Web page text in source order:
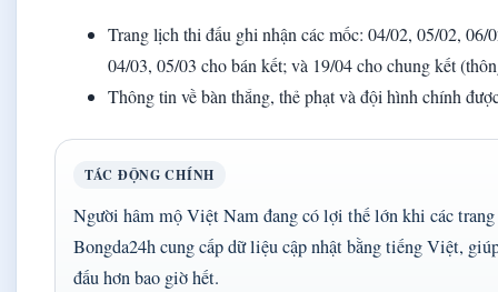
Trang lịch thi đấu ghi nhận các mốc: 04/02, 05/02, 06/
04/03, 05/03 cho bán kết; và 19/04 cho chung kết
Thông tin về bàn thắng, thẻ phạt và đội hình chính
TÁC ĐỘNG CHÍNH
Người hâm mộ Việt Nam đang có lợi thế lớn khi các
Bongda24h cung cấp dữ liệu cập nhật bằng tiếng Việt,
đấu hơn bao giờ hết.